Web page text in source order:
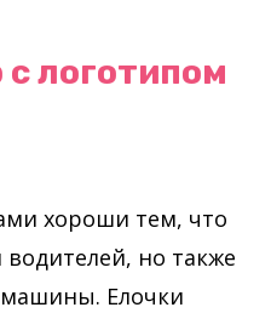
логотипом
хороши тем, что
но также
Елочки